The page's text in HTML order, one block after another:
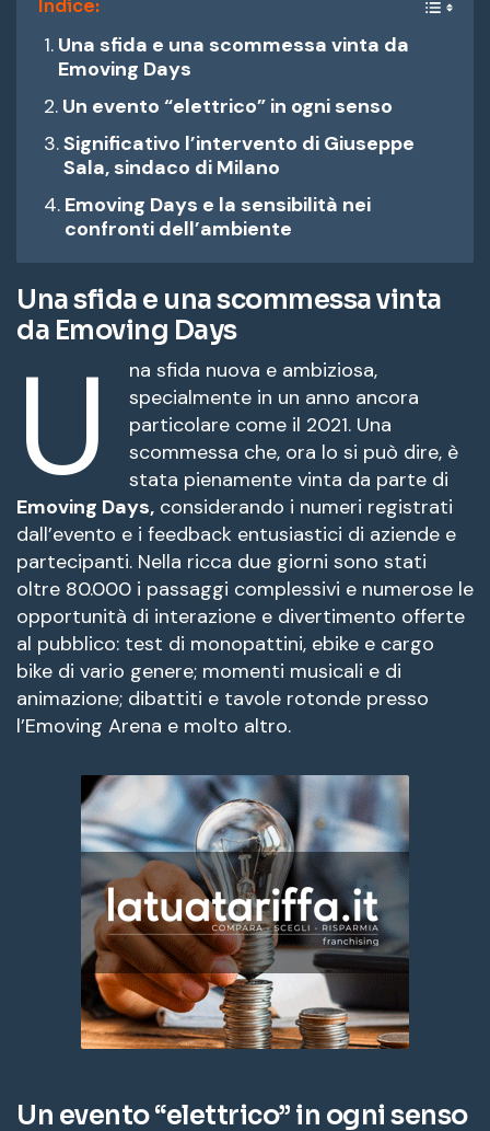
fuente.
Indice:
Una sfida e una scommessa vinta da
Emoving Days
Un evento “elettrico” in ogni senso
Significativo l’intervento di Giuseppe
Sala, sindaco di Milano
Emoving Days e la sensibilità nei
confronti dell’ambiente
Una sfida e una scommessa vinta
da Emoving Days
U
na sfida nuova e ambiziosa,
specialmente in un anno ancora
particolare come il 2021. Una
scommessa che, ora lo si può dire, è
stata pienamente vinta da parte di
Emoving Days, considerando i numeri registrati
dall’evento e i feedback entusiastici di aziende e
partecipanti. Nella ricca due giorni sono stati
oltre 80.000 i passaggi complessivi e numerose le
opportunità di interazione e divertimento offerte
al pubblico: test di monopattini, ebike e cargo
bike di vario genere; momenti musicali e di
animazione; dibattiti e tavole rotonde presso
l’Emoving Arena e molto altro.
Un evento “elettrico” in ogni senso